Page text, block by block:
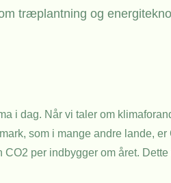
træplantning og
i dag. Når vi taler om
som i mange andre lande,
per indbygger om året.